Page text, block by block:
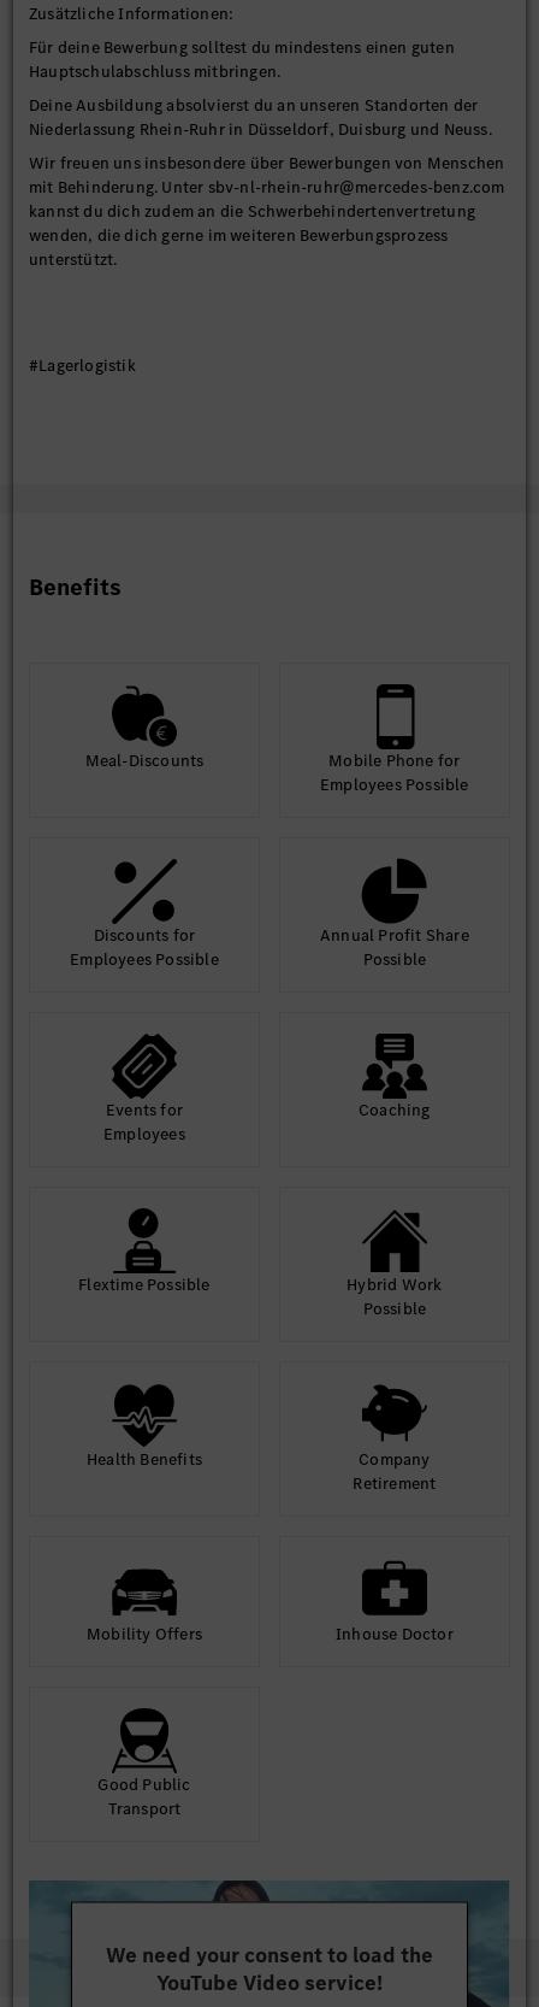
Zusätzliche Informationen:
Für deine Bewerbung solltest du mindestens einen guten
Hauptschulabschluss mitbringen.
Deine Ausbildung absolvierst du an unseren Standorten der
Niederlassung Rhein-Ruhr in Düsseldorf, Duisburg und Neuss.
Wir freuen uns insbesondere über Bewerbungen von Menschen
mit Behinderung. Unter sbv-nl-rhein-ruhr@mercedes-benz.com
kannst du dich zudem an die Schwerbehindertenvertretung
wenden, die dich gerne im weiteren Bewerbungsprozess
unterstützt.
#Lagerlogistik
Benefits
Meal-Discounts
Mobile Phone for
Employees Possible
Discounts for
Employees Possible
Annual Profit Share
Possible
Events for
Employees
Coaching
Flextime Possible
Hybrid Work
Possible
Health Benefits
Company
Retirement
Mobility Offers Inhouse Doctor
Good Public
Transport
We need your consent to load the
YouTube Video service!